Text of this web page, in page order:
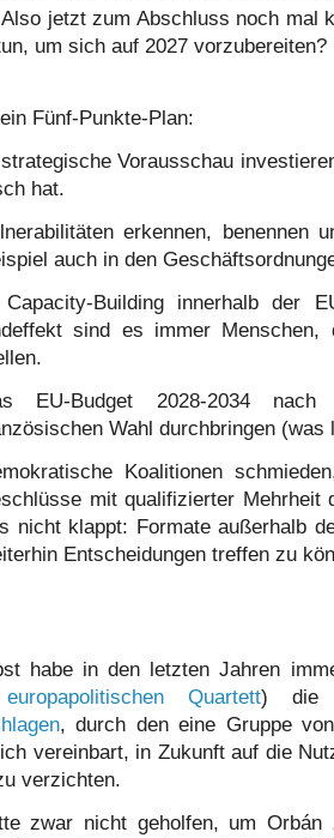
jetzt zum Abschluss noch mal
um sich auf 2027 vorzubereiten?
Fünf-Punkte-Plan:
Vorausschau
hat.
erkennen, benennen
auch in den
Building innerhalb der
sind es immer Menschen,
EU-Budget 2028-2034
Wahl durchbringen
Koalitionen
mit qualifizierter Mehrheit
nicht klappt: Formate außerhalb
Entscheidungen treffen zu
habe in den letzten Jahren
Quartett) die
, durch den eine Gruppe
vereinbart, in Zukunft auf die
verzichten.
zwar nicht geholfen, um